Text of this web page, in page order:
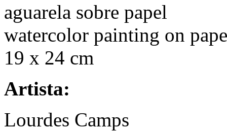
aguarela sobre papel
watercolor painting on
19 x 24 cm
Artista:
Lourdes Camps